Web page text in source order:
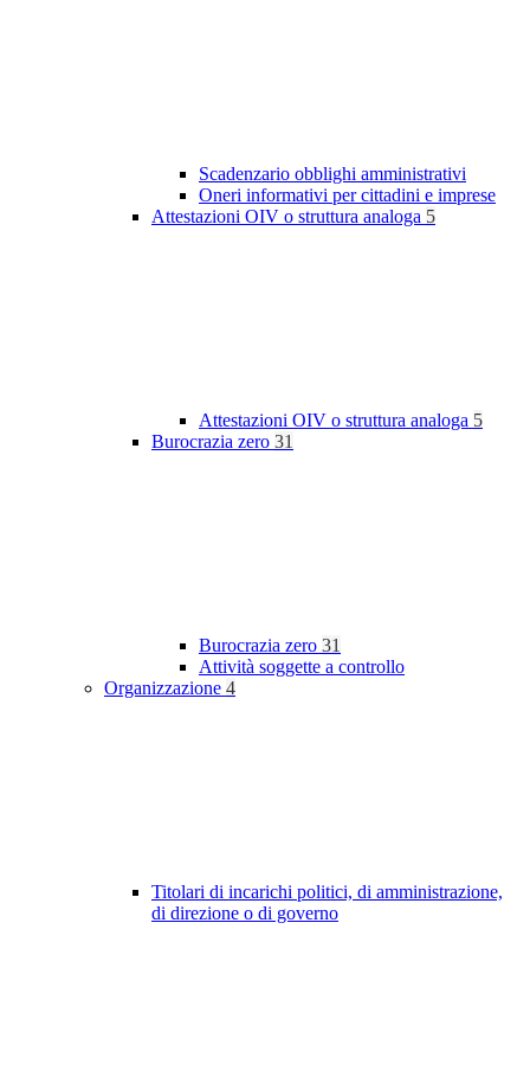
Scadenzario obblighi amministrativi
Oneri informativi per cittadini e imprese
Attestazioni OIV o struttura analoga 5
Attestazioni OIV o struttura analoga 5
Burocrazia zero 31
Burocrazia zero 31
Attività soggette a controllo
Organizzazione 4
Titolari di incarichi politici, di amministrazione,
di direzione o di governo